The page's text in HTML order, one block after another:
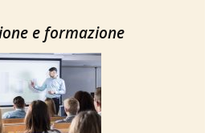
e formazione